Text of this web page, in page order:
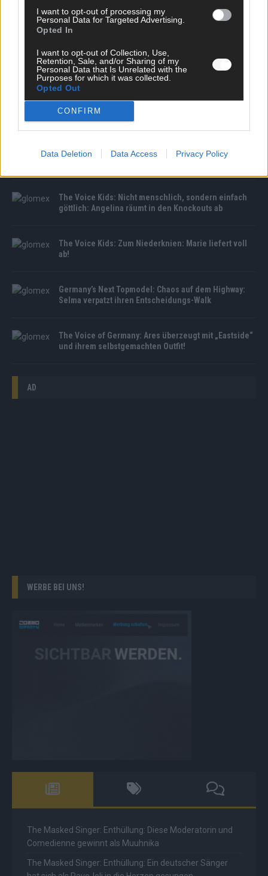
I want to opt-out of processing my
Personal Data for Targeted Advertising.
Opted In
I want to opt-out of Collection, Use,
Retention, Sale, and/or Sharing of my
Personal Data that Is Unrelated with the
Purposes for which it was collected.
Opted Out
CONFIRM
Data Deletion Data Access Privacy Policy
Pebble Beach enthüllt
The Voice Kids: Nicht menschlich, sondern einfach
göttlich: Angelina räumt in den Knockouts ab
The Voice Kids: Zum Niederknien: Marie liefert voll
ab!
Germany’s Next Topmodel: Chaos auf dem Highway:
Selma verpatzt ihren Entscheidungs-Walk
The Voice of Germany: Ares überzeugt mit „Eastside“
und ihrem selbstgemachten Outfit!
AD
WERBE BEI UNS!
The Masked Singer: Enthüllung: Diese Moderatorin und
Comedienne gewinnt als Muuhnika
The Masked Singer: Enthüllung: Ein deutscher Sänger